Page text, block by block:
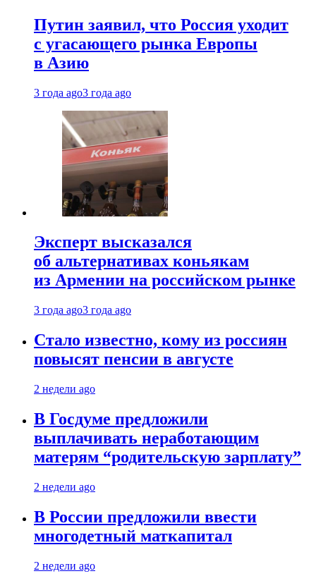
Путин заявил, что Россия уходит
с угасающего рынка Европы
в Азию
3 года ago3 года ago
Эксперт высказался
об альтернативах коньякам
из Армении на российском рынке
3 года ago3 года ago
Стало известно, кому из россиян
повысят пенсии в августе
2 недели ago
В Госдуме предложили
выплачивать неработающим
матерям “родительскую зарплату”
2 недели ago
В России предложили ввести
многодетный маткапитал
2 недели ago